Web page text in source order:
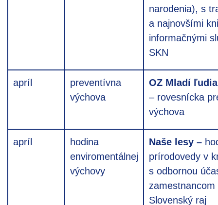
narodenia), s
a najnovšími
informačnými
SKN
apríl
preventívna
výchova
OZ Mladí
– rovesnícka
výchova
apríl
hodina
enviromentálnej
výchovy
Naše lesy –
prírodovedy v
s odbornou
zamestnancom
Slovenský raj